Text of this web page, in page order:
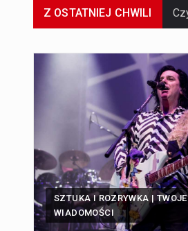
Z OSTATNIEJ CHWILI
SZTUKA I ROZRYWKA | TWOJE
WIADOMOŚCI